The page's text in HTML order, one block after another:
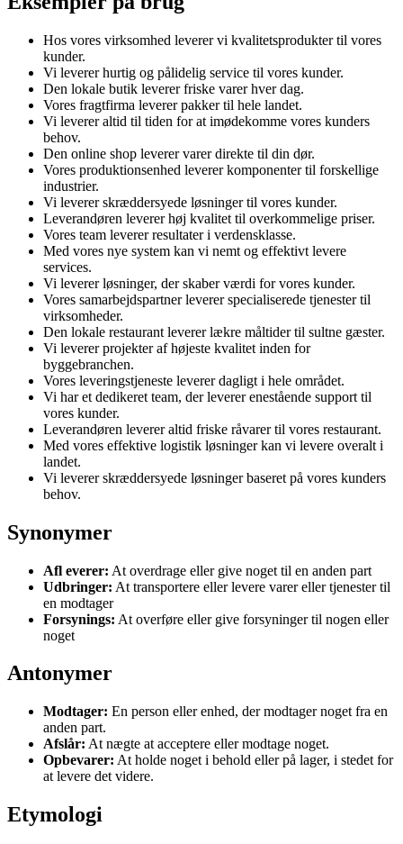
Hos vores virksomhed leverer vi kvalitetsprodukter til vores
kunder.
Vi leverer hurtig og pålidelig service til vores kunder.
Den lokale butik leverer friske varer hver dag.
Vores fragtfirma leverer pakker til hele landet.
Vi leverer altid til tiden for at imødekomme vores kunders
behov.
Den online shop leverer varer direkte til din dør.
Vores produktionsenhed leverer komponenter til forskellige
industrier.
Vi leverer skræddersyede løsninger til vores kunder.
Leverandøren leverer høj kvalitet til overkommelige priser.
Vores team leverer resultater i verdensklasse.
Med vores nye system kan vi nemt og effektivt levere
services.
Vi leverer løsninger, der skaber værdi for vores kunder.
Vores samarbejdspartner leverer specialiserede tjenester til
virksomheder.
Den lokale restaurant leverer lækre måltider til sultne gæster.
Vi leverer projekter af højeste kvalitet inden for
byggebranchen.
Vores leveringstjeneste leverer dagligt i hele området.
Vi har et dedikeret team, der leverer enestående support til
vores kunder.
Leverandøren leverer altid friske råvarer til vores restaurant.
Med vores effektive logistik løsninger kan vi levere overalt i
landet.
Vi leverer skræddersyede løsninger baseret på vores kunders
behov.
Synonymer
Afl everer: At overdrage eller give noget til en anden part
Udbringer: At transportere eller levere varer eller tjenester til
en modtager
Forsynings: At overføre eller give forsyninger til nogen eller
noget
Antonymer
Modtager: En person eller enhed, der modtager noget fra en
anden part.
Afslår: At nægte at acceptere eller modtage noget.
Opbevarer: At holde noget i behold eller på lager, i stedet for
at levere det videre.
Etymologi